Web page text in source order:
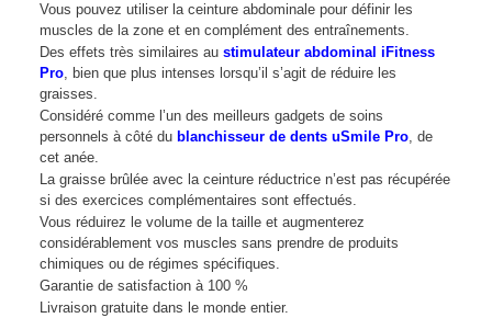
Vous pouvez utiliser la ceinture abdominale pour définir les
muscles de la zone et en complément des entraînements.
Des effets très similaires au stimulateur abdominal iFitness
Pro, bien que plus intenses lorsqu’il s’agit de réduire les
graisses.
Considéré comme l’un des meilleurs gadgets de soins
personnels à côté du blanchisseur de dents uSmile Pro, de
cet anée.
La graisse brûlée avec la ceinture réductrice n’est pas récupérée
si des exercices complémentaires sont effectués.
Vous réduirez le volume de la taille et augmenterez
considérablement vos muscles sans prendre de produits
chimiques ou de régimes spécifiques.
Garantie de satisfaction à 100 %
Livraison gratuite dans le monde entier.